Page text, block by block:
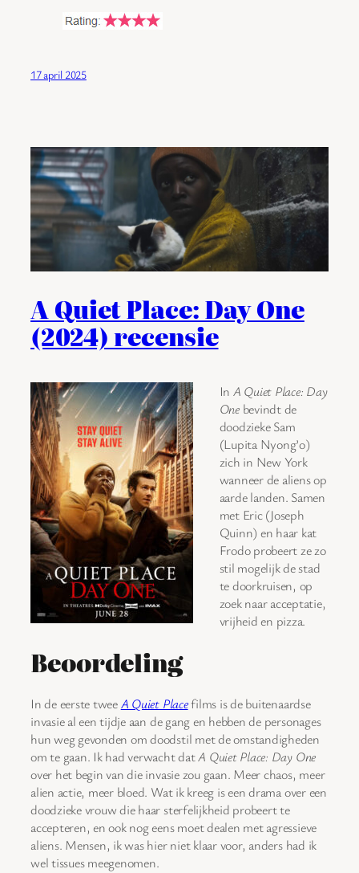
17 april 2025
A Quiet Place: Day One
(2024) recensie
In A Quiet Place: Day
Onebevindt de
doodzieke Sam
(Lupita Nyong’o)
zich in New York
wanneer de aliens op
aarde landen. Samen
met Eric (Joseph
Quinn) en haar kat
Frodo probeert ze zo
stil mogelijk de stad
te doorkruisen, op
zoek naar acceptatie,
vrijheid en pizza.
Beoordeling
In de eerste tweeA Quiet Placefilms is de buitenaardse
invasie al een tijdje aan de gang en hebben de personages
hun weg gevonden om doodstil met de omstandigheden
om te gaan. Ik had verwacht datA Quiet Place: Day One
over het begin van die invasie zou gaan. Meer chaos, meer
alien actie, meer bloed. Wat ik kreeg is een drama over een
doodzieke vrouw die haar sterfelijkheid probeert te
accepteren, en ook nog eens moet dealen met agressieve
aliens. Mensen, ik was hier niet klaar voor, anders had ik
wel tissues meegenomen.